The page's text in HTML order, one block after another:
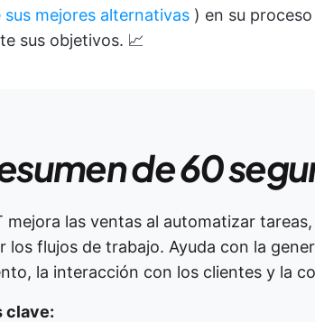
sus mejores alternativas ) en su
sus objetivos. 📈
de 60
mejora las ventas al automatizar
los flujos de trabajo. Ayuda con la
la interacción con los clientes y la
clave: